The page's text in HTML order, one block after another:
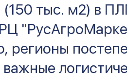
(150 тыс. м2) в
регионы